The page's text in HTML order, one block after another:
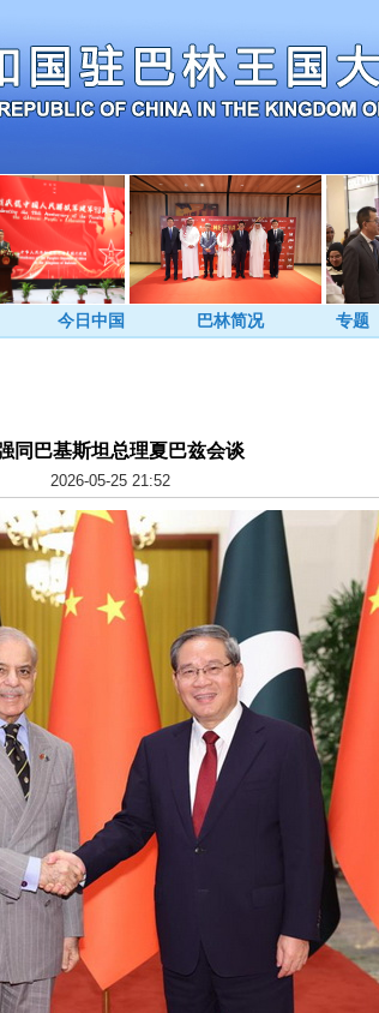
今日中国 巴林简况 专题
同巴基斯坦总理夏巴兹会谈
2026-05-25 21:52